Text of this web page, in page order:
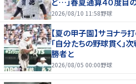
淵節”炸裂
2026/08/10 11:58野球
【夏の甲子園】サヨナラ
「自分たちの野球貫く」
勝者と
2026/08/05 00:00野球